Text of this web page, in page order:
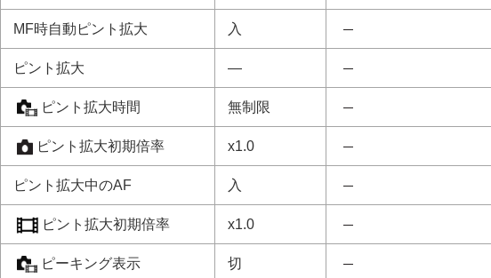
MF時自動ピント拡大 入
ピント拡大 ―
ピント拡大時間 無制限
ピント拡大初期倍率 x1.0
ピント拡大中のAF 入
ピント拡大初期倍率 x1.0
ピーキング表示 切